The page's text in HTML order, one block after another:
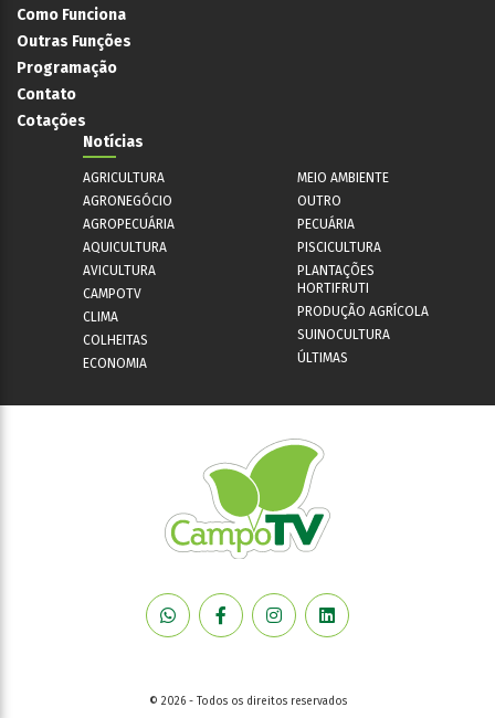
Como Funciona
Outras Funções
Programação
Contato
Cotações
Notícias
AGRICULTURA
AGRONEGÓCIO
AGROPECUÁRIA
AQUICULTURA
AVICULTURA
CAMPOTV
CLIMA
COLHEITAS
ECONOMIA
MEIO AMBIENTE
OUTRO
PECUÁRIA
PISCICULTURA
PLANTAÇÕES
HORTIFRUTI
PRODUÇÃO AGRÍCOLA
SUINOCULTURA
ÚLTIMAS
© 2026 - Todos os direitos reservados